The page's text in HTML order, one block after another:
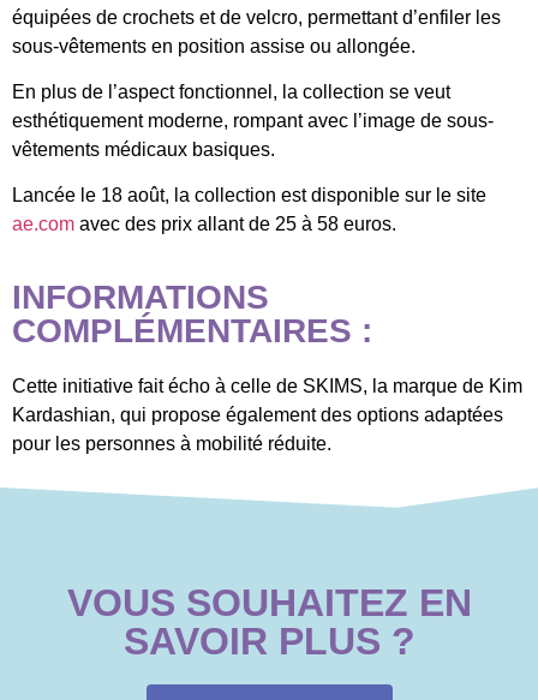
équipées de crochets et de velcro, permettant d’enfiler les
sous-vêtements en position assise ou allongée.
En plus de l’aspect fonctionnel, la collection se veut
esthétiquement moderne, rompant avec l’image de sous-
vêtements médicaux basiques.
Lancée le 18 août, la collection est disponible sur le site
ae.com avec des prix allant de 25 à 58 euros.
INFORMATIONS
COMPLÉMENTAIRES :
Cette initiative fait écho à celle de SKIMS, la marque de Kim
Kardashian, qui propose également des options adaptées
pour les personnes à mobilité réduite.
VOUS SOUHAITEZ EN
SAVOIR PLUS ?